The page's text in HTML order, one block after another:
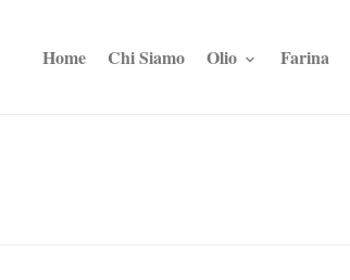
Home Chi Siamo Olio Farina